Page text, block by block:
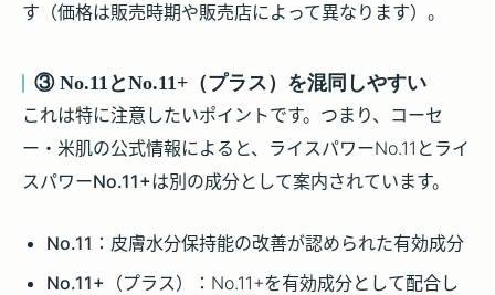
す（価格は販売時期や販売店によって異なります）。
③ No.11とNo.11+（プラス）を混同しやすい
これは特に注意したいポイントです。つまり、コーセ
ー・米肌の公式情報によると、ライスパワーNo.11と ライ
スパワーNo.11+は別の成分として案内されています。
No.11 ：皮膚水分保持能の改善が認められた有効成分
No.11+（プラス）
：No.11+を有効成分として配合し